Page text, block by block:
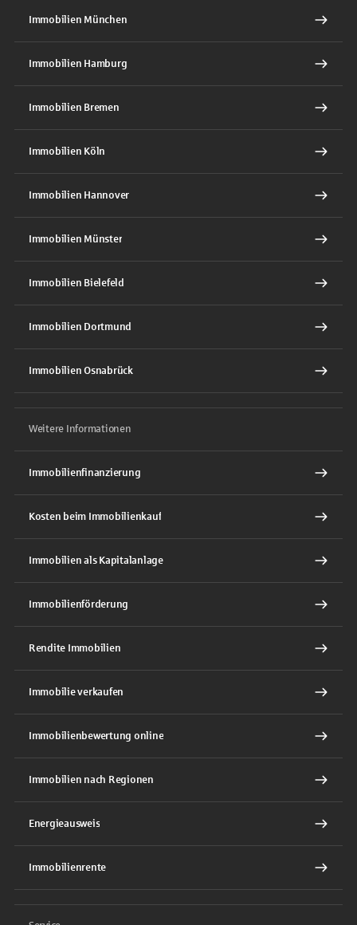
Immobilien München
Immobilien Hamburg
Immobilien Bremen
Immobilien Köln
Immobilien Hannover
Immobilien Münster
Immobilien Bielefeld
Immobilien Dortmund
Immobilien Osnabrück
Weitere Informationen
Immobilienfinanzierung
Kosten beim Immobilienkauf
Immobilien als Kapitalanlage
Immobilienförderung
Rendite Immobilien
Immobilie verkaufen
Immobilienbewertung online
Immobilien nach Regionen
Energieausweis
Immobilienrente